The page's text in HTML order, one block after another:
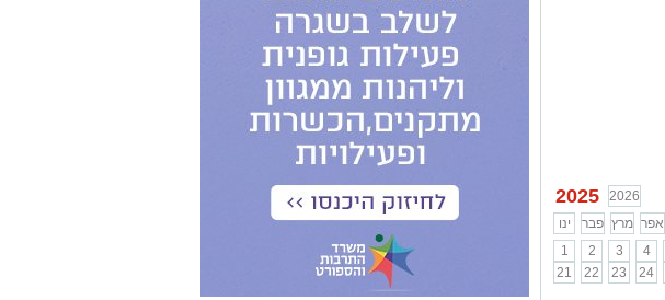
2025
2026
ינו
פבר מרץ אפר
1 2 3 4
21
22 23 24